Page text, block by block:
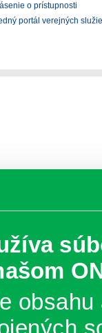
o prístupnosti
portál verejných